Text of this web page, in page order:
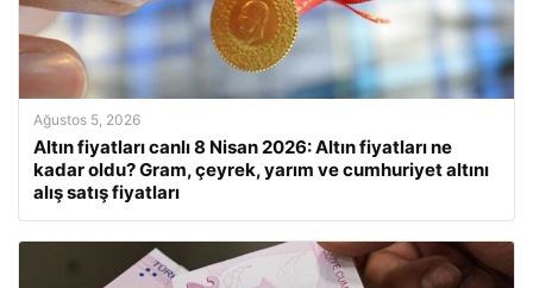
Ağustos 5, 2026
Altın fiyatları canlı 8 Nisan 2026: Altın fiyatları ne
kadar oldu? Gram, çeyrek, yarım ve cumhuriyet altını
alış satış fiyatları